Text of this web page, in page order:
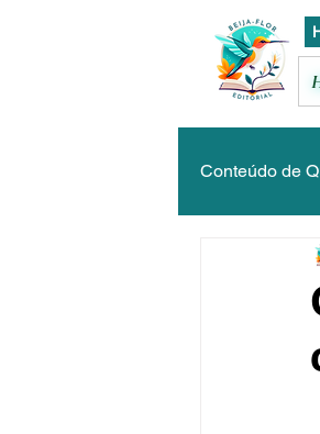
Conteúdo de
Bruno
Maria